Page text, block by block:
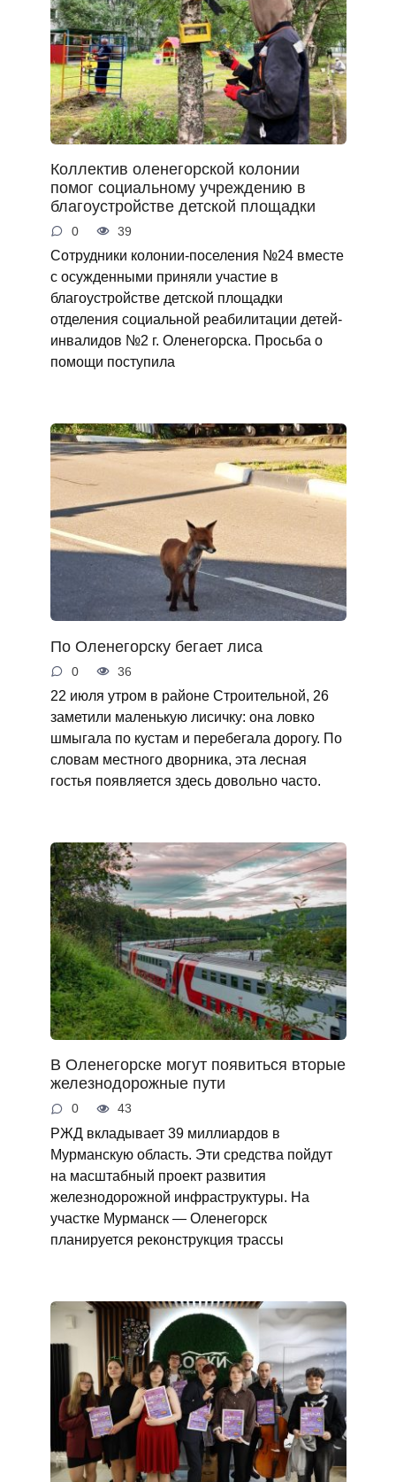
Коллектив оленегорской колонии
помог социальному учреждению в
благоустройстве детской площадки
0 39
Сотрудники колонии-поселения №24 вместе
с осужденными приняли участие в
благоустройстве детской площадки
отделения социальной реабилитации детей-
инвалидов №2 г. Оленегорска. Просьба о
помощи поступила
По Оленегорску бегает лиса
0 36
22 июля утром в районе Строительной, 26
заметили маленькую лисичку: она ловко
шмыгала по кустам и перебегала дорогу. По
словам местного дворника, эта лесная
гостья появляется здесь довольно часто.
В Оленегорске могут появиться вторые
железнодорожные пути
0 43
РЖД вкладывает 39 миллиардов в
Мурманскую область. Эти средства пойдут
на масштабный проект развития
железнодорожной инфраструктуры. На
участке Мурманск — Оленегорск
планируется реконструкция трассы